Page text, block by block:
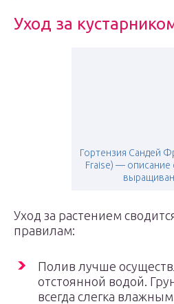
Уход за
Гортензия Сандей
Fraise) — описание
Уход за растением
правилам:
Полив лучше
отстоянной водой.
всегда слегка